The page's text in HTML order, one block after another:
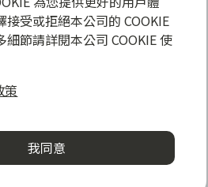
理財最安心
有代辦公司及代辦業務，也未與代辦
實體銀行提款卡或實體信用卡，請提
務狀況，理性理財最安心。總費用年
際費用率，仍以各合作商家提供之商
際之年百分率仍視其個別產品及分期
年百分率不等於分期費用率。
司 Chailease Consumer Finance
392號6F
接受或拒絕本公司的 COOKIE
細節請詳閱本公司 COOKIE 使
策
我同意